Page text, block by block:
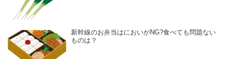
新幹線のお弁当はにおいがNG?食べても問題ない
ものは？